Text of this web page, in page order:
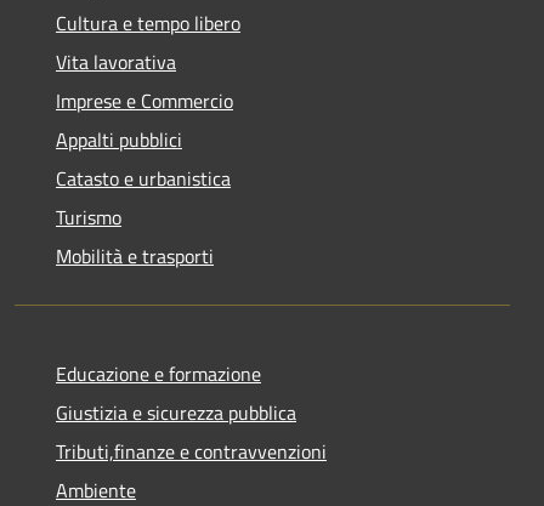
Cultura e tempo libero
Vita lavorativa
Imprese e Commercio
Appalti pubblici
Catasto e urbanistica
Turismo
Mobilità e trasporti
Educazione e formazione
Giustizia e sicurezza pubblica
Tributi,finanze e contravvenzioni
Ambiente